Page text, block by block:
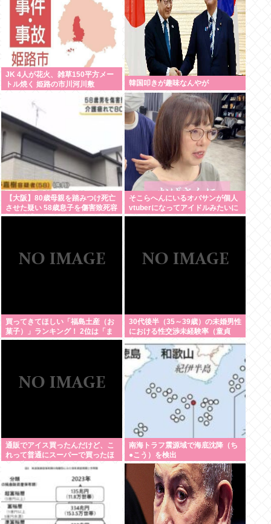
JK 4人が花火、雑草150平方メー
トル焼く 姫路の市川河川敷
韓国叩きが趣味なんやが
【大阪】80歳母親を踏みつけ死亡
させた疑い 58歳息子を傷害致死容
疑で逮捕 13~14年前から2人暮ら
そこらへんにいるオバサンが個人
vtuberになってアイドルみたいに
扱わてるのヤバない？
買ってきてほしい「福島土産（お
菓子）」ランキング！ 2位は「ま
まどおる（三万石）」、1位は？
30代後半（35～39歳）の未婚男性
における性交渉未経験率（童貞
率）が約26%（4人に1人）
通販でアイス買ったんだけど、こ
れって普通にスーパーで買ったほ
うが安くないか？
南海トラフ震源域で海底沈降（ち
●こう）を検出